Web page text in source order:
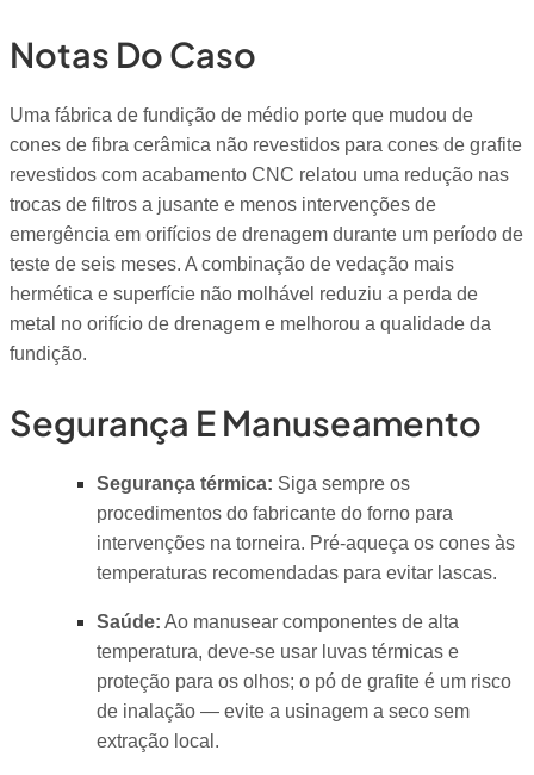
Notas Do Caso
Uma fábrica de fundição de médio porte que mudou de
cones de fibra cerâmica não revestidos para cones de grafite
revestidos com acabamento CNC relatou uma redução nas
trocas de filtros a jusante e menos intervenções de
emergência em orifícios de drenagem durante um período de
teste de seis meses. A combinação de vedação mais
hermética e superfície não molhável reduziu a perda de
metal no orifício de drenagem e melhorou a qualidade da
fundição.
Segurança E Manuseamento
Segurança térmica: Siga sempre os
procedimentos do fabricante do forno para
intervenções na torneira. Pré-aqueça os cones às
temperaturas recomendadas para evitar lascas.
Saúde: Ao manusear componentes de alta
temperatura, deve-se usar luvas térmicas e
proteção para os olhos; o pó de grafite é um risco
de inalação — evite a usinagem a seco sem
extração local.